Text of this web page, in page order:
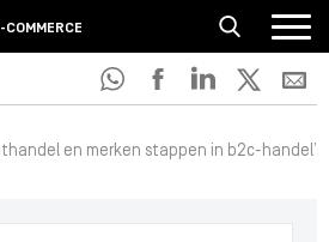
COMMERCE
en merken stappen in b2c-handel’